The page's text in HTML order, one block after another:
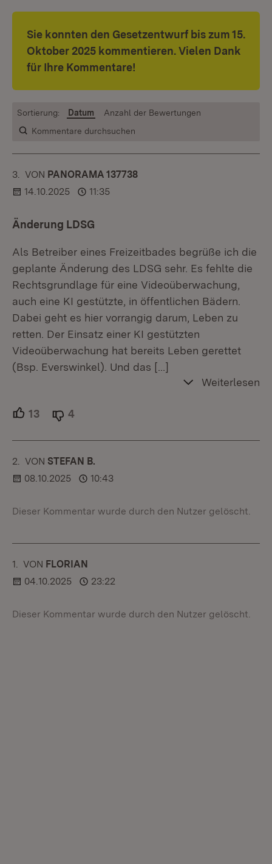
Sie konnten den Gesetzentwurf bis zum 15.
Oktober 2025 kommentieren. Vielen Dank
für Ihre Kommentare!
Kommentare durchsuchen
Sortierung: Datum Anzahl der Bewertungen
3. KOMMENTAR
VON :PANORAMA 137738
14.10.2025
11:35
Änderung LDSG
Als Betreiber eines Freizeitbades begrüße ich die
geplante Änderung des LDSG sehr. Es fehlte die
Rechtsgrundlage für eine Videoüberwachung,
auch eine KI gestützte, in öffentlichen Bädern.
Dabei geht es hier vorrangig darum, Leben zu
retten. Der Einsatz einer KI gestützten
Videoüberwachung hat bereits Leben gerettet
(Bsp. Everswinkel). Und das […]
Weiterlesen
13 Unterstützer.
4
2. KOMMENTAR
VON :STEFAN B.
08.10.2025
10:43
Dieser Kommentar wurde durch den Nutzer gelöscht.
1. KOMMENTAR
VON :FLORIAN
04.10.2025
23:22
Dieser Kommentar wurde durch den Nutzer gelöscht.